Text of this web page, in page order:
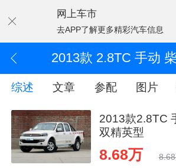
网上车市
去APP了解更多精彩汽车信息
综述 文章 参配 图片
2013款2.8TC
双精英型
8.68万